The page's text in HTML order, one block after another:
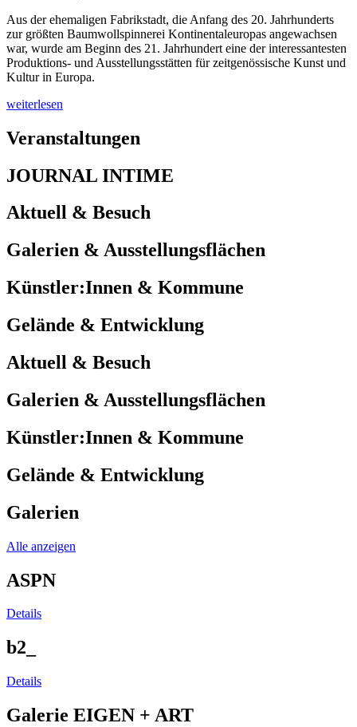
Aus der ehemaligen Fabrikstadt, die Anfang des 20. Jahrhunderts
zur größten Baumwollspinnerei Kontinentaleuropas angewachsen
war, wurde am Beginn des 21. Jahrhundert eine der interessantesten
Produktions- und Ausstellungsstätten für zeitgenössische Kunst und
Kultur in Europa.
weiterlesen
Veranstaltungen
JOURNAL INTIME
Aktuell & Besuch
Galerien & Ausstellungsflächen
Künstler:Innen & Kommune
Gelände & Entwicklung
Aktuell & Besuch
Galerien & Ausstellungsflächen
Künstler:Innen & Kommune
Gelände & Entwicklung
Galerien
Alle anzeigen
ASPN
Details
b2_
Details
Galerie EIGEN + ART